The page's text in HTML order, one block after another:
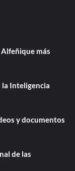
más
la Inteligencia
y documentos
de las